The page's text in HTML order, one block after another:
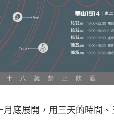
月底展開，用三天的時間、